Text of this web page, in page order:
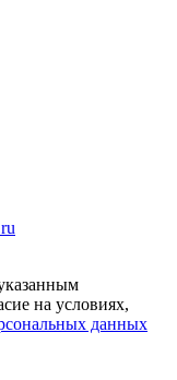
на условиях,
данных